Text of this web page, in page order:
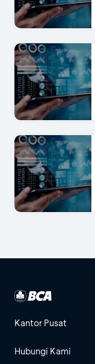
Kantor Pusat
Hubungi Kami